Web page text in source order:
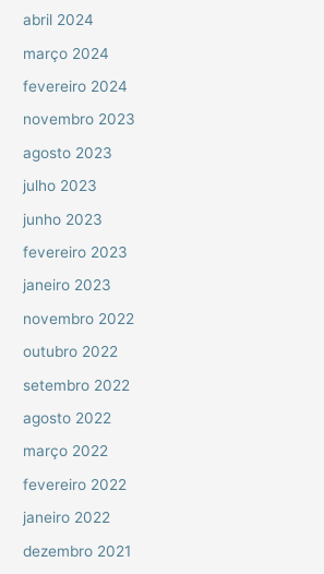
abril 2024
março 2024
fevereiro 2024
novembro 2023
agosto 2023
julho 2023
junho 2023
fevereiro 2023
janeiro 2023
novembro 2022
outubro 2022
setembro 2022
agosto 2022
março 2022
fevereiro 2022
janeiro 2022
dezembro 2021